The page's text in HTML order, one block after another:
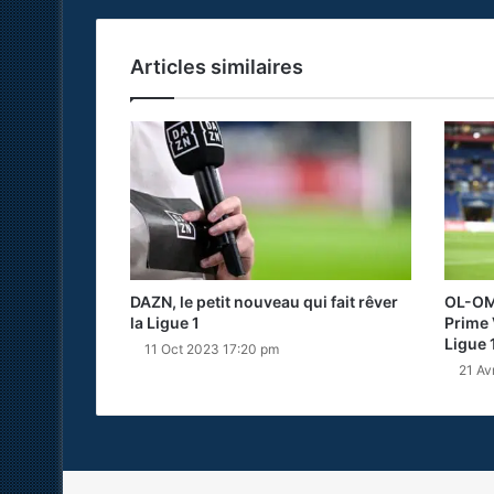
Articles similaires
DAZN, le petit nouveau qui fait rêver
la Ligue 1
11 Oct 2023 17:20 pm
OL-
Prime
Ligue 1
21